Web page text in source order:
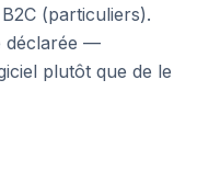
(particuliers).
déclarée —
plutôt que de le